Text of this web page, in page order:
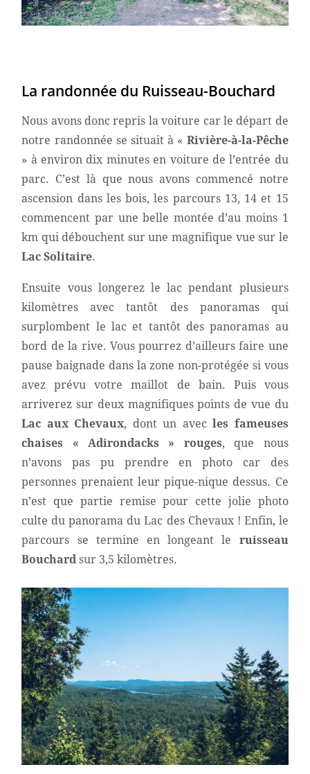
La randonnée du Ruisseau-Bouchard
Nous avons donc repris la voiture car le départ de
notre randonnée se situait à « Rivière-à-la-Pêche
» à environ dix minutes en voiture de l’entrée du
parc. C’est là que nous avons commencé notre
ascension dans les bois, les parcours 13, 14 et 15
commencent par une belle montée d’au moins 1
km qui débouchent sur une magnifique vue sur le
Lac Solitaire.
Ensuite vous longerez le lac pendant plusieurs
kilomètres avec tantôt des panoramas qui
surplombent le lac et tantôt des panoramas au
bord de la rive. Vous pourrez d’ailleurs faire une
pause baignade dans la zone non-protégée si vous
avez prévu votre maillot de bain. Puis vous
arriverez sur deux magnifiques points de vue du
Lac aux Chevaux, dont un avecles fameuses
chaises « Adirondacks » rouges, que nous
n’avons pas pu prendre en photo car des
personnes prenaient leur pique-nique dessus. Ce
n’est que partie remise pour cette jolie photo
culte du panorama du Lac des Chevaux ! Enfin, le
parcours se termine en longeant le ruisseau
Bouchard sur 3,5 kilomètres.